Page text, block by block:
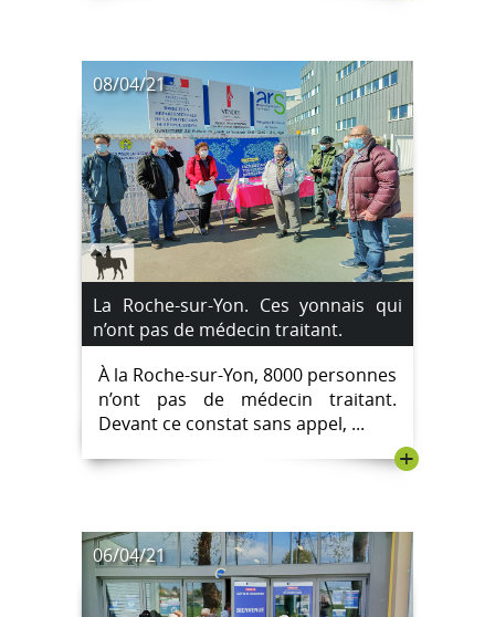
08/04/21
La Roche-sur-Yon. Ces yonnais qui
n’ont pas de médecin traitant.
À la Roche-sur-Yon, 8000 personnes
n’ont pas de médecin traitant.
Devant ce constat sans appel, ...
+
06/04/21